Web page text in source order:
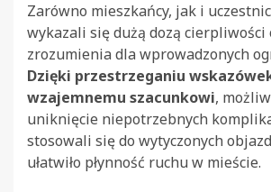
Zarówno mieszkańcy, jak i
wykazali się dużą dozą cierpliwości
zrozumienia dla wprowadzonych
Dzięki przestrzeganiu
wzajemnemu szacunkowi,
uniknięcie niepotrzebnych
stosowali się do wytyczonych
ułatwiło płynność ruchu w mieście.